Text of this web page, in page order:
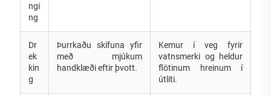
ngi
ng
Dr
ek
kin
g
Þurrkaðu skífuna yfir
með mjúkum
handklæði eftir þvott.
Kemur í veg fyrir
vatnsmerki og heldur
flötinum hreinum í
útliti.